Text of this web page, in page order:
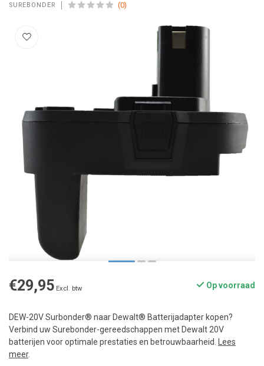
SUREBONDER (0)
€29,95 Excl. btw Op voorraad
DEW-20V Surbonder® naar Dewalt® Batterijadapter kopen?
Verbind uw Surebonder-gereedschappen met Dewalt 20V
batterijen voor optimale prestaties en betrouwbaarheid.
Lees
meer.